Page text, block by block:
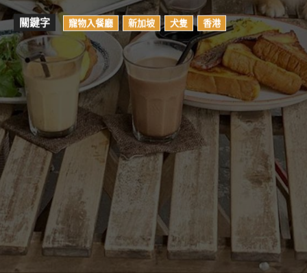
關鍵字 寵物入餐廳 新加坡 犬隻 香港